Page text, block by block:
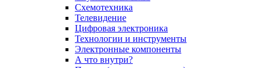
Схемотехника
Телевидение
Цифровая электроника
Технологии и инструменты
Электронные компоненты
А что внутри?